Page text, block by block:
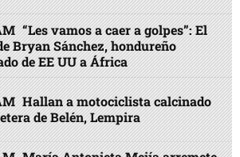
“Les vamos a caer a golpes”: El
Bryan Sánchez, hondureño
de EE UU a África
Hallan a motociclista calcinado
de Belén, Lempira